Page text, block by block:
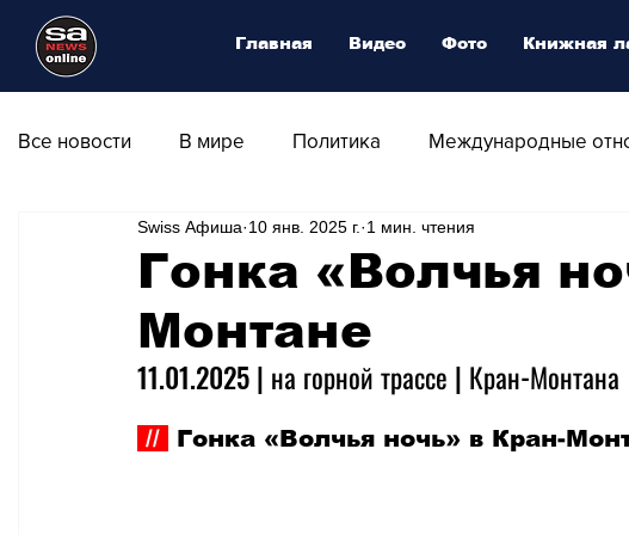
Все новости В мире Политика Международные
Общество Армия Аналитика Наука и
Транспорт Культура Магия искусства
Природа - Климат Туризм Фото
Гонка «Волчья
Монтане
Swiss Афиша 10 янв. 2025 г. 1 мин. чтения
11.01.2025 | на горной трассе | Кран-Монтана
// Гонка «Волчья ночь» в Кран-
Главная Видео Фото Книжная